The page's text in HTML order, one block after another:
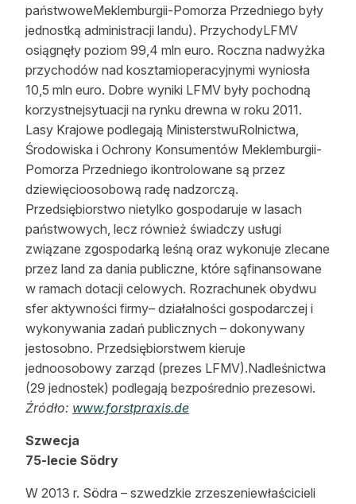
państwoweMeklemburgii-Pomorza Przedniego były
jednostką administracji landu). PrzychodyLFMV
osiągnęły poziom 99,4 mln euro. Roczna nadwyżka
przychodów nad kosztamioperacyjnymi wyniosła
10,5 mln euro. Dobre wyniki LFMV były pochodną
korzystnejsytuacji na rynku drewna w roku 2011.
Lasy Krajowe podlegają MinisterstwuRolnictwa,
Środowiska i Ochrony Konsumentów Meklemburgii-
Pomorza Przedniego ikontrolowane są przez
dziewięcioosobową radę nadzorczą.
Przedsiębiorstwo nietylko gospodaruje w lasach
państwowych, lecz również świadczy usługi
związane zgospodarką leśną oraz wykonuje zlecane
przez land za dania publiczne, które sąfinansowane
w ramach dotacji celowych. Rozrachunek obydwu
sfer aktywności firmy– działalności gospodarczej i
wykonywania zadań publicznych – dokonywany
jestosobno. Przedsiębiorstwem kieruje
jednoosobowy zarząd (prezes LFMV).Nadleśnictwa
(29 jednostek) podlegają bezpośrednio prezesowi.
Źródło: www.forstpraxis.de
Szwecja
75-lecie Södry
W 2013 r. Södra – szwedzkie zrzeszeniewłaścicieli